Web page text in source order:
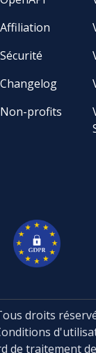
Affiliation
Sécurité
Changelog
Non-profits
droits
de traitement